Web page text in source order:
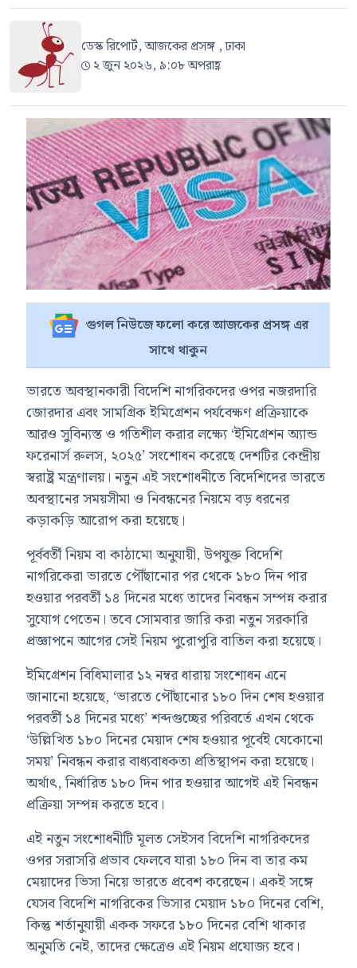
ডেস্ক রিপোর্ট, আজকের প্রসঙ্গ , ঢাকা
২ জুন ২০২৬, ৯:০৮ অপরাহ্ণ
গুগল নিউজে ফলো করে আজকের প্রসঙ্গ এর
সাথে থাকুন
ভারতে অবস্থানকারী বিদেশি নাগরিকদের ওপর নজরদারি
জোরদার এবং সামগ্রিক ইমিগ্রেশন পর্যবেক্ষণ প্রক্রিয়াকে
আরও সুবিন্যস্ত ও গতিশীল করার লক্ষ্যে ‘ইমিগ্রেশন অ্যান্ড
ফরেনার্স রুলস, ২০২৫’ সংশোধন করেছে দেশটির কেন্দ্রীয়
স্বরাষ্ট্র মন্ত্রণালয়। নতুন এই সংশোধনীতে বিদেশিদের ভারতে
অবস্থানের সময়সীমা ও নিবন্ধনের নিয়মে বড় ধরনের
কড়াকড়ি আরোপ করা হয়েছে।
পূর্ববর্তী নিয়ম বা কাঠামো অনুযায়ী, উপযুক্ত বিদেশি
নাগরিকেরা ভারতে পৌঁছানোর পর থেকে ১৮০ দিন পার
হওয়ার পরবর্তী ১৪ দিনের মধ্যে তাদের নিবন্ধন সম্পন্ন করার
সুযোগ পেতেন। তবে সোমবার জারি করা নতুন সরকারি
প্রজ্ঞাপনে আগের সেই নিয়ম পুরোপুরি বাতিল করা হয়েছে।
ইমিগ্রেশন বিধিমালার ১২ নম্বর ধারায় সংশোধন এনে
জানানো হয়েছে, ‘ভারতে পৌঁছানোর ১৮০ দিন শেষ হওয়ার
পরবর্তী ১৪ দিনের মধ্যে’ শব্দগুচ্ছের পরিবর্তে এখন থেকে
‘উল্লিখিত ১৮০ দিনের মেয়াদ শেষ হওয়ার পূর্বেই যেকোনো
সময়’ নিবন্ধন করার বাধ্যবাধকতা প্রতিস্থাপন করা হয়েছে।
অর্থাৎ, নির্ধারিত ১৮০ দিন পার হওয়ার আগেই এই নিবন্ধন
প্রক্রিয়া সম্পন্ন করতে হবে।
এই নতুন সংশোধনীটি মূলত সেইসব বিদেশি নাগরিকদের
ওপর সরাসরি প্রভাব ফেলবে যারা ১৮০ দিন বা তার কম
মেয়াদের ভিসা নিয়ে ভারতে প্রবেশ করেছেন। একই সঙ্গে
যেসব বিদেশি নাগরিকের ভিসার মেয়াদ ১৮০ দিনের বেশি,
কিন্তু শর্তানুযায়ী একক সফরে ১৮০ দিনের বেশি থাকার
অনুমতি নেই, তাদের ক্ষেত্রেও এই নিয়ম প্রযোজ্য হবে।